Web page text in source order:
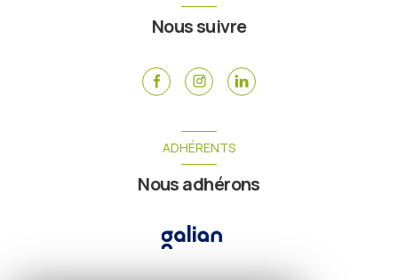
Nous suivre
ADHÉRENTS
Nous adhérons